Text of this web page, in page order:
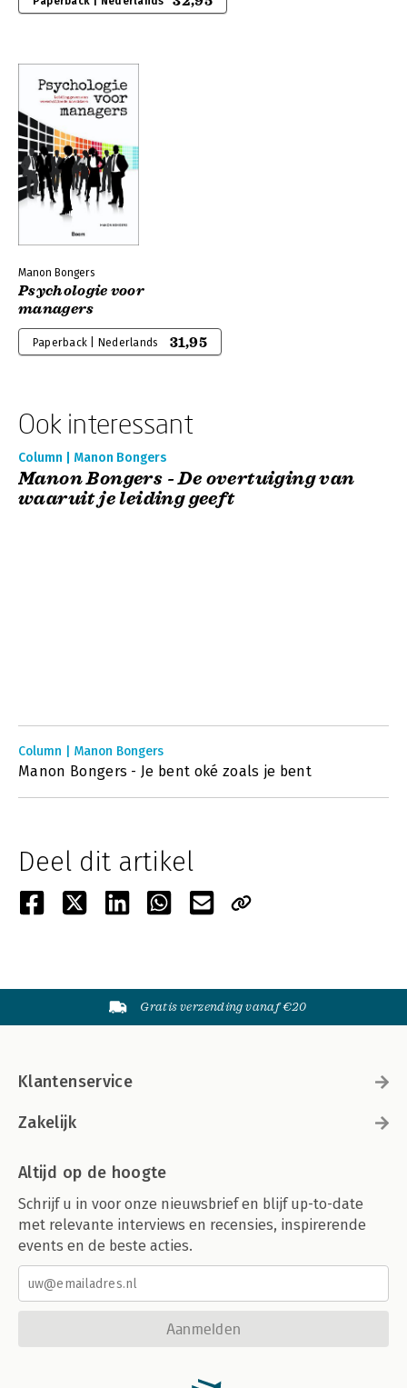
Manon Bongers
Psychologie voor
managers
Paperback | Nederlands 31,95
Ook interessant
Column | Manon Bongers
Manon Bongers - De overtuiging van
waaruit je leiding geeft
Column | Manon Bongers
Manon Bongers - Je bent oké zoals je bent
Deel dit artikel
Gratis verzending vanaf €20
Klantenservice
Zakelijk
Altijd op de hoogte
Schrijf u in voor onze nieuwsbrief en blijf up-to-date
met relevante interviews en recensies, inspirerende
events en de beste acties.
Aanmelden